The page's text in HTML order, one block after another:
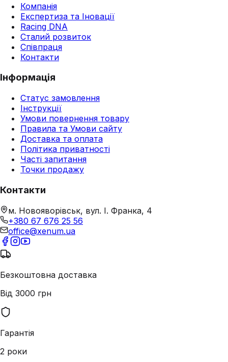
Компанія
Експертиза та Іновації
Racing DNA
Сталий розвиток
Співпраця
Контакти
Інформація
Статус замовлення
Інструкції
Умови повернення товару
Правила та Умови сайту
Доставка та оплата
Політика приватності
Часті запитання
Точки продажу
Контакти
м. Новояворівськ, вул. І. Франка, 4
+380 67 676 25 56
office@xenum.ua
Безкоштовна доставка
Від 3000 грн
Гарантія
2 роки